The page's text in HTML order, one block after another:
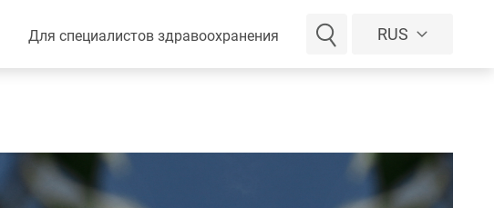
Для специалистов здравоохранения RUS